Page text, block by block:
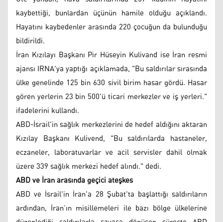
kaybettiği, bunlardan üçünün hamile olduğu açıklandı.
Hayatını kaybedenler arasında 220 çocuğun da bulunduğu
bildirildi.
İran Kızılayı Başkanı Pir Hüseyin Kulivand ise İran resmi
ajansı IRNA'ya yaptığı açıklamada, "Bu saldırılar sırasında
ülke genelinde 125 bin 630 sivil birim hasar gördü. Hasar
gören yerlerin 23 bin 500'ü ticari merkezler ve iş yerleri."
ifadelerini kullandı.
ABD-İsrail'in sağlık merkezlerini de hedef aldığını aktaran
Kızılay Başkanı Kulivend, "Bu saldırılarda hastaneler,
eczaneler, laboratuvarlar ve acil servisler dahil olmak
üzere 339 sağlık merkezi hedef alındı." dedi.
ABD ve İran arasında geçici ateşkes
ABD ve İsrail'in İran'a 28 Şubat'ta başlattığı saldırıların
ardından, İran’ın misillemeleri ile bazı bölge ülkelerine